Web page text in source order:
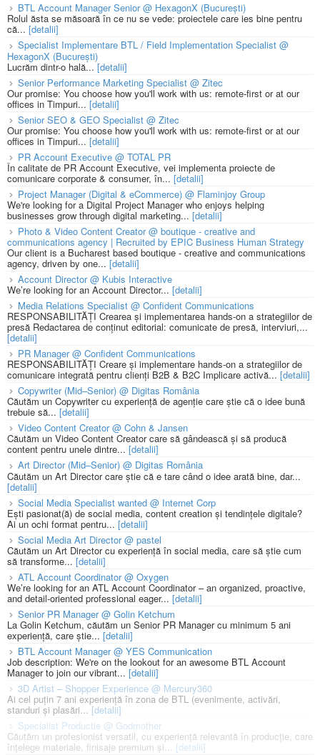
BTL Account Manager Senior @ HexagonX (București)
Rolul ăsta se măsoară în ce nu se vede: proiectele care ies bine pentru
că... [detalii]
Specialist Implementare BTL / Field Implementation Specialist @
HexagonX (București)
Lucrăm dintr-o hală...[detalii]
Senior Performance Marketing Specialist @ Zitec
Our promise: You choose how you'll work with us: remote-first or at our
offices in Timpuri... [detalii]
Senior SEO & GEO Specialist @ Zitec
Our promise: You choose how you'll work with us: remote-first or at our
offices in Timpuri... [detalii]
PR Account Executive @ TOTAL PR
În calitate de PR Account Executive, vei implementa proiecte de
comunicare corporate & consumer, în... [detalii]
Project Manager (Digital & eCommerce) @ Flaminjoy Group
We're looking for a Digital Project Manager who enjoys helping
businesses grow through digital marketing... [detalii]
Photo & Video Content Creator @ boutique - creative and
communications agency | Recruited by EPIC Business Human Strategy
Our client is a Bucharest based boutique - creative and communications
agency, driven by one... [detalii]
Account Director @ Kubis Interactive
We’re looking for an Account Director... [detalii]
Media Relations Specialist @ Confident Communications
RESPONSABILITĂȚI Crearea și implementarea hands-on a strategiilor de
presă Redactarea de conținut editorial: comunicate de presă, interviuri,...
[detalii]
PR Manager @ Confident Communications
RESPONSABILITĂȚI Creare și implementare hands-on a strategiilor de
comunicare integrată pentru clienți B2B & B2C Implicare activă... [detalii]
Copywriter (Mid–Senior) @ Digitas România
Căutăm un Copywriter cu experiență de agenție care știe că o idee bună
trebuie să... [detalii]
Video Content Creator @ Cohn & Jansen
Căutăm un Video Content Creator care să gândească și să producă
content pentru unele dintre... [detalii]
Art Director (Mid–Senior) @ Digitas România
Căutăm un Art Director care știe că e tare când o idee arată bine, dar...
[detalii]
Social Media Specialist wanted @ Internet Corp
Ești pasionat(ă) de social media, content creation și tendințele digitale?
Ai un ochi format pentru... [detalii]
Social Media Art Director @ pastel
Căutăm un Art Director cu experiență în social media, care să știe cum
să transforme... [detalii]
ATL Account Coordinator @ Oxygen
We’re looking for an ATL Account Coordinator – an organized, proactive,
and detail-oriented professional eager... [detalii]
Senior PR Manager @ Golin Ketchum
La Golin Ketchum, căutăm un Senior PR Manager cu minimum 5 ani
experiență, care știe... [detalii]
BTL Account Manager @ YES Communication
Job description: We're on the lookout for an awesome BTL Account
Manager to join our vibrant... [detalii]
3D Artist – Shopper Experience @ Mercury360
Ai cel puțin 7 ani experiență în zona de BTL (evenimente, activări,
standuri și plasări...[detalii]
Specialist Productie @ Godmother
Căutăm un profesionist versatil, cu experiență relevantă în producție, care
înțelege materiale, finisaje premium și... [detalii]